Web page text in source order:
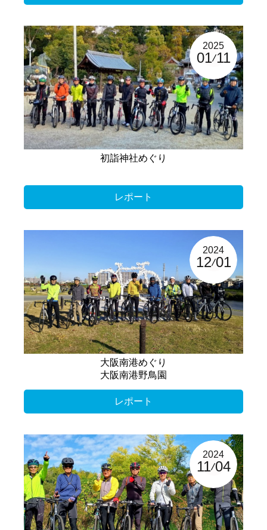
2025
01 11
初詣神社めぐり
レポート
2024
12 01
大阪南港めぐり
大阪南港野鳥園
レポート
2024
11 04